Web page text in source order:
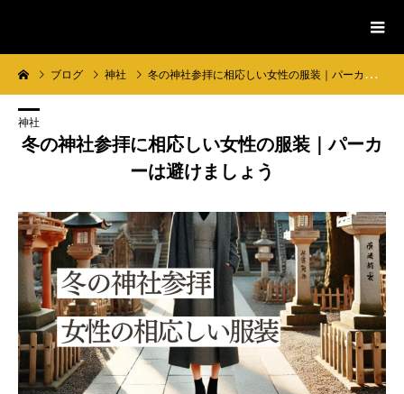
ブログ 神社 冬の神社参拝に相応しい女性の服装｜パーカーは避けましょう
神社
冬の神社参拝に相応しい女性の服装｜パーカ
ーは避けましょう